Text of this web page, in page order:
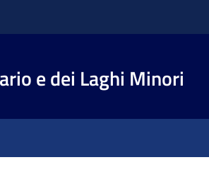
e dei Laghi Minori